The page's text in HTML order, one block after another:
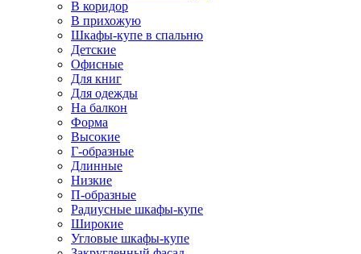
В коридор
В прихожую
Шкафы-купе в спальню
Детские
Офисные
Для книг
Для одежды
На балкон
Форма
Высокие
Г-образные
Длинные
Низкие
П-образные
Радиусные шкафы-купе
Широкие
Угловые шкафы-купе